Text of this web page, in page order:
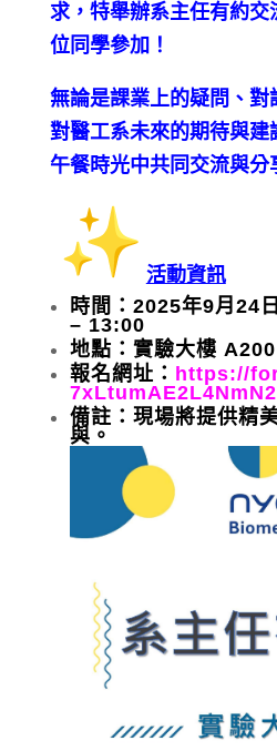
求，特舉辦系主任有約交
位同學參加！
無論是課業上的疑問、對
對醫工系未來的期待與建
午餐時光中共同交流與分
活動資訊
時間： 2025年9月 24
– 13:00
地點：實驗大樓 A200
報名網址： https://
備註：現場將提供精
與。